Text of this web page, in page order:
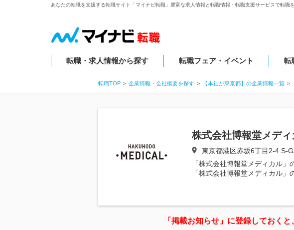
あなたの転職を支援する転職サイト「マイナビ転職」豊富な求人情報と転職情報・転職支援サービスで転職
転職・求人情報から探す 転職フェア・イベント 転
転職TOP 企業情報・会社概要を探す 【本社が東京都】の企業情報一覧
株式会社博報堂メディ
東京都港区赤坂6丁目2-4 S-
「株式会社博報堂メディカル」
「株式会社博報堂メディカル
「掲載お知らせ」に登録しておく